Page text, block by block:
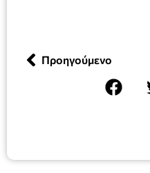
Προηγούμενο